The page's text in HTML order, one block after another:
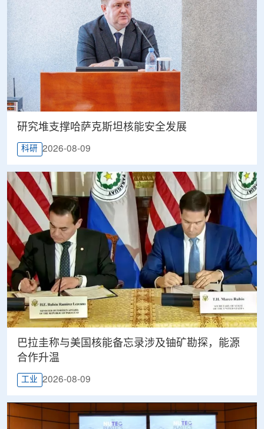
研究堆支撑哈萨克斯坦核能安全发展
科研 2026-08-09
巴拉圭称与美国核能备忘录涉及铀矿勘探，能源
合作升温
工业 2026-08-09